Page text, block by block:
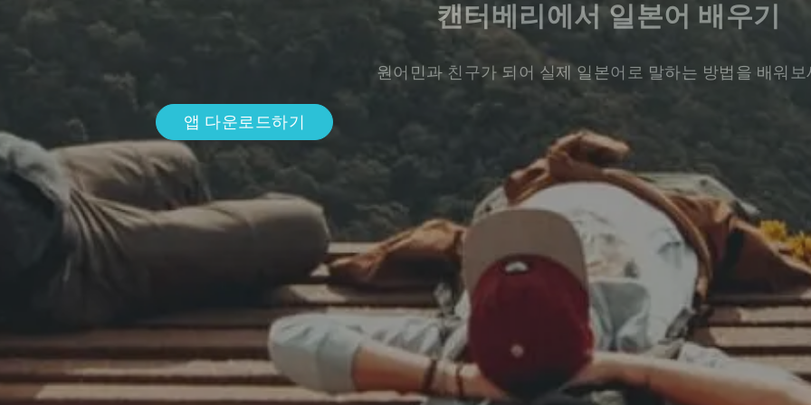
캔터베리에서 일본어 배우기
원어민과 친구가 되어 실제 일본어로 말하는 방법을 배워보
앱 다운로드하기